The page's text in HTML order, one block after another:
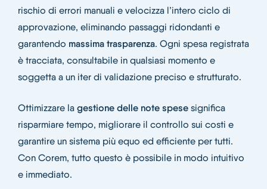
rischio di errori manuali e velocizza l’intero ciclo di
approvazione, eliminando passaggi ridondanti e
garantendo massima trasparenza. Ogni spesa registrata
è tracciata, consultabile in qualsiasi momento e
soggetta a un iter di validazione preciso e strutturato.
Ottimizzare la gestione delle note spese significa
risparmiare tempo, migliorare il controllo sui costi e
garantire un sistema più equo ed efficiente per tutti.
Con Corem, tutto questo è possibile in modo intuitivo
e immediato.